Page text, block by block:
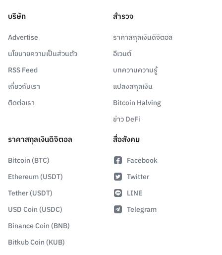
บริษัท
Advertise
นโยบายความเป็นส่วนตัว
RSS Feed
เกี่ยวกับเรา
ติดต่อเรา
สำรวจ
ราคาสกุลเงินดิจิตอล
อีเวนต์
บทความความรู้
แปลงสกุลเงิน
Bitcoin Halving
ข่าว DeFi
ราคาสกุลเงินดิจิตอล
Bitcoin (BTC)
Ethereum (USDT)
Tether (USDT)
USD Coin (USDC)
Binance Coin (BNB)
Bitkub Coin (KUB)
สื่อสังคม
Facebook
Twitter
LINE
Telegram